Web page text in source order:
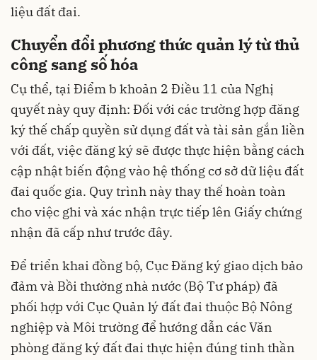
liệu đất đai.
Chuyển đổi phương thức quản lý từ thủ
công sang số hóa
Cụ thể, tại Điểm b khoản 2 Điều 11 của Nghị
quyết này quy định: Đối với các trường hợp đăng
ký thế chấp quyền sử dụng đất và tài sản gắn liền
với đất, việc đăng ký sẽ được thực hiện bằng cách
cập nhật biến động vào hệ thống cơ sở dữ liệu đất
đai quốc gia. Quy trình này thay thế hoàn toàn
cho việc ghi và xác nhận trực tiếp lên Giấy chứng
nhận đã cấp như trước đây.
Để triển khai đồng bộ, Cục Đăng ký giao dịch bảo
đảm và Bồi thường nhà nước (Bộ Tư pháp) đã
phối hợp với Cục Quản lý đất đai thuộc Bộ Nông
nghiệp và Môi trường để hướng dẫn các Văn
phòng đăng ký đất đai thực hiện đúng tinh thần